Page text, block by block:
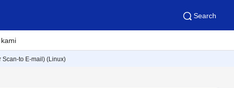
Search
Scan-to E-mail) (Linux)